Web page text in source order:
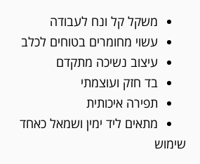
משקל קל ונח לעבודה
עשוי מחומרים בטוחים לכלב
עיצוב נשיכה מתקדם
בד חזק ועוצמתי
תפירה איכותית
מתאים ליד ימין ושמאל כאחד
שימוש